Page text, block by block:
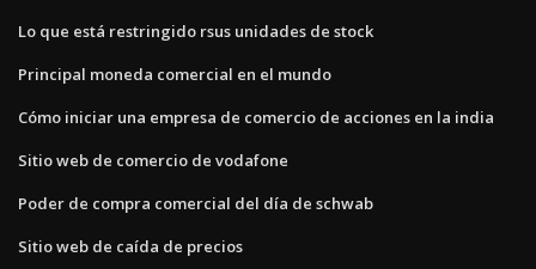
Lo que está restringido rsus unidades de stock
Principal moneda comercial en el mundo
Cómo iniciar una empresa de comercio de acciones en la india
Sitio web de comercio de vodafone
Poder de compra comercial del día de schwab
Sitio web de caída de precios